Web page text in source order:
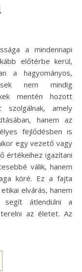
előtérbe kerül,
a hagyományos,
nem mindig
mentén hozott
amely
hanem az
fejlődésben is
egy vezető vagy
értékeihez igazítani
válik, hanem
köré. Ez a fajta
elvárás, hanem
átlendülni a
az életet. Az